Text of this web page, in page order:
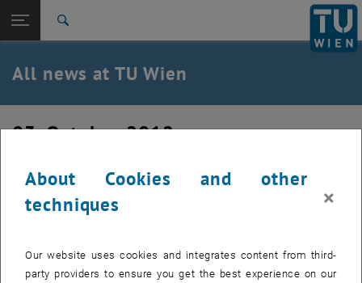
TU Login
Quicklinks
Toggle quicklinks menu
Studies
Career
All news at TU Wien
03. October 2012
Seminarkulturhaus Wesenufer: Im
Kreis sind alle Punkte gleich viel wert
About Cookies and other
techniques
×
Our website uses cookies and integrates content from third-
party providers to ensure you get the best experience on our